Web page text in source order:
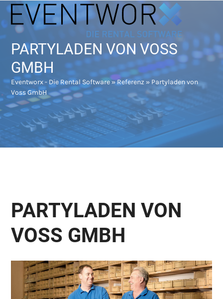
Skip
to
content
Open
mobile
menu
Close
mobile
menu
PARTYLADEN VON VOSS
GMBH
Eventworx - Die Rental Software»Referenz » Partyladen von
Voss GmbH
PARTYLADEN VON
VOSS GMBH